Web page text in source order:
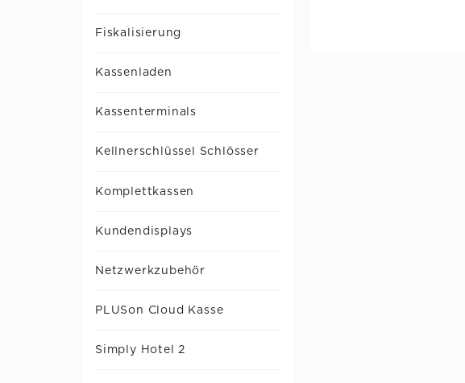
Fiskalisierung
Kassenladen
Kassenterminals
Kellnerschlüssel Schlösser
Komplettkassen
Kundendisplays
Netzwerkzubehör
PLUSon Cloud Kasse
Simply Hotel 2